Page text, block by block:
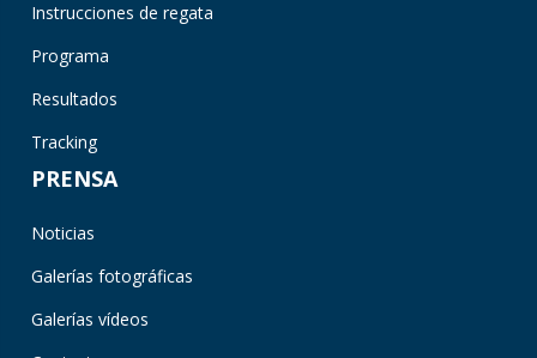
Instrucciones de regata
Programa
Resultados
Tracking
PRENSA
Noticias
Galerías fotográficas
Galerías vídeos